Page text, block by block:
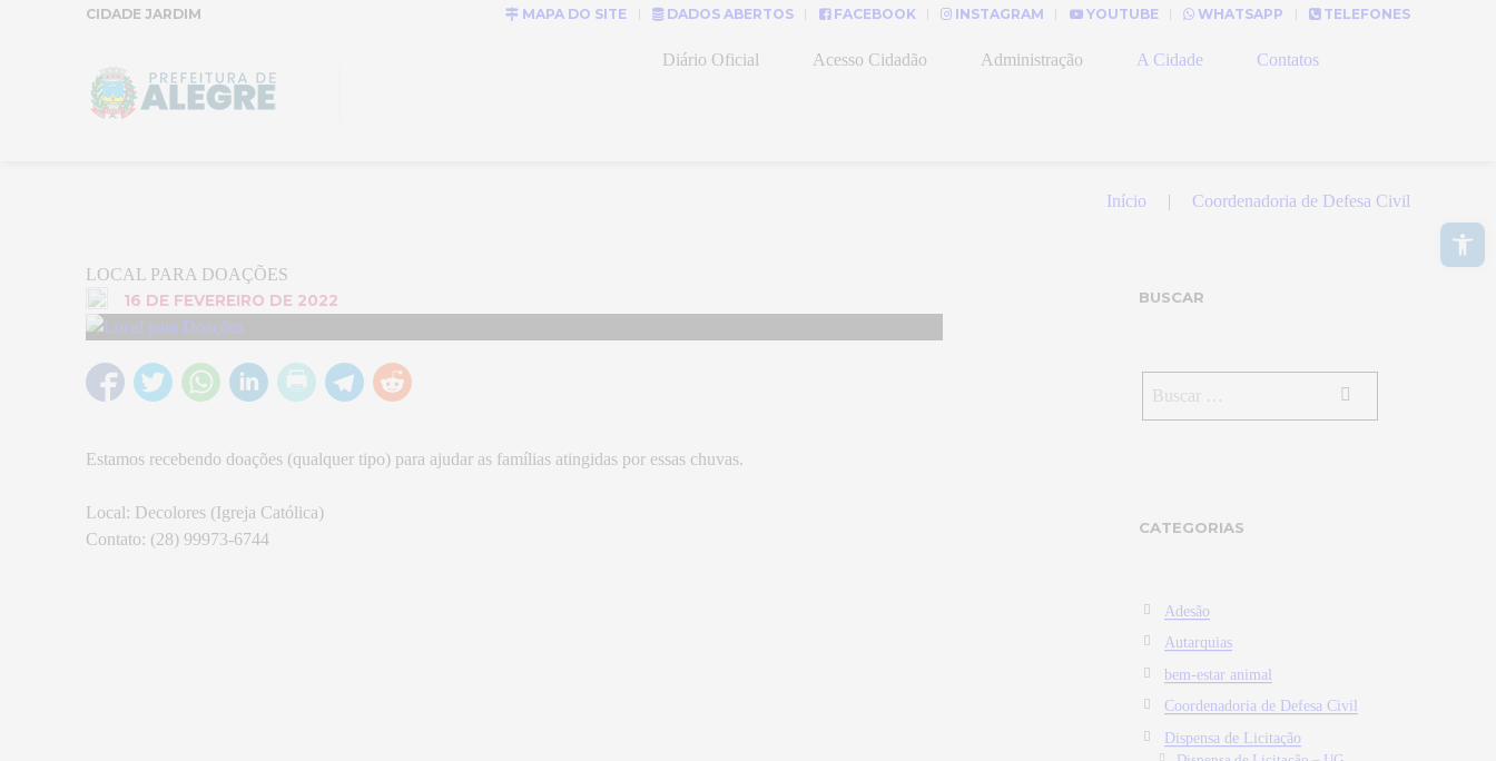
CIDADE JARDIM MAPA DO SITE DADOS ABERTOS FACEBOOK INSTAGRAM YOUTUBE WHATSAPP TELEFONES
Diário Oficial Acesso Cidadão Administração A Cidade Contatos
Início Coordenadoria de Defesa Civil
LOCAL PARA DOAÇÕES
16 DE FEVEREIRO DE 2022
Estamos recebendo doações (qualquer tipo) para ajudar as famílias atingidas por essas chuvas.
Local: Decolores (Igreja Católica)
Contato: (28) 99973-6744
BUSCAR
CATEGORIAS
Adesão
Autarquias
bem-estar animal
Coordenadoria de Defesa Civil
Dispensa de Licitação
Abrir a barra de ferramentas